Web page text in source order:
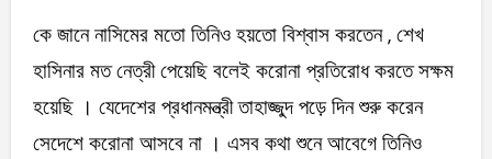
কে জানে নাসিমের মতো তিনিও হয়তো বিশ্বাস করতেন , শেখ
হাসিনার মত নেত্রী পেয়েছি বলেই করোনা প্রতিরোধ করতে সক্ষম
হয়েছি । যেদেশের প্রধানমন্ত্রী তাহাজ্জুদ পড়ে দিন শুরু করেন
সেদেশে করোনা আসবে না । এসব কথা শুনে আবেগে তিনিও